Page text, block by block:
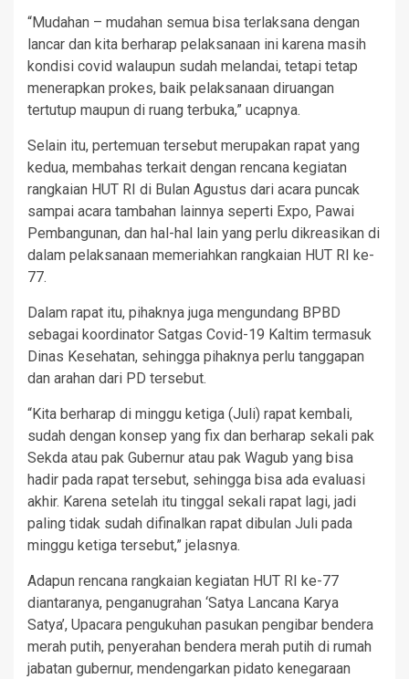
“Mudahan – mudahan semua bisa terlaksana dengan
lancar dan kita berharap pelaksanaan ini karena masih
kondisi covid walaupun sudah melandai, tetapi tetap
menerapkan prokes, baik pelaksanaan diruangan
tertutup maupun di ruang terbuka,” ucapnya.
Selain itu, pertemuan tersebut merupakan rapat yang
kedua, membahas terkait dengan rencana kegiatan
rangkaian HUT RI di Bulan Agustus dari acara puncak
sampai acara tambahan lainnya seperti Expo, Pawai
Pembangunan, dan hal-hal lain yang perlu dikreasikan di
dalam pelaksanaan memeriahkan rangkaian HUT RI ke-
77.
Dalam rapat itu, pihaknya juga mengundang BPBD
sebagai koordinator Satgas Covid-19 Kaltim termasuk
Dinas Kesehatan, sehingga pihaknya perlu tanggapan
dan arahan dari PD tersebut.
“Kita berharap di minggu ketiga (Juli) rapat kembali,
sudah dengan konsep yang fix dan berharap sekali pak
Sekda atau pak Gubernur atau pak Wagub yang bisa
hadir pada rapat tersebut, sehingga bisa ada evaluasi
akhir. Karena setelah itu tinggal sekali rapat lagi, jadi
paling tidak sudah difinalkan rapat dibulan Juli pada
minggu ketiga tersebut,” jelasnya.
Adapun rencana rangkaian kegiatan HUT RI ke-77
diantaranya, penganugrahan ‘Satya Lancana Karya
Satya’, Upacara pengukuhan pasukan pengibar bendera
merah putih, penyerahan bendera merah putih di rumah
jabatan gubernur, mendengarkan pidato kenegaraan